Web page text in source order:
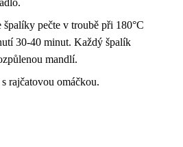
špalíky pečte v troubě při 180°C
30-40 minut. Každý špalík
mandlí.
rajčatovou omáčkou.